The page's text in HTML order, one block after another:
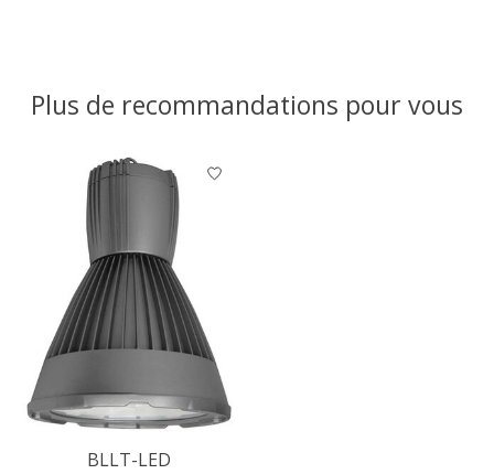
Plus de recommandations pour vous
Articles du carrousel de produits
BLLT-LED